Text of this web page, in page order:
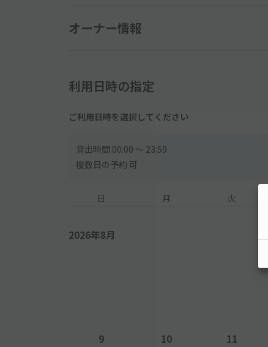
オーナー情報
利用日時の指定
ご利用日時を選択してください
貸出時間 00:00 〜 23:59
複数日の予約 可
日 月 火
2026年8月
9 10 11